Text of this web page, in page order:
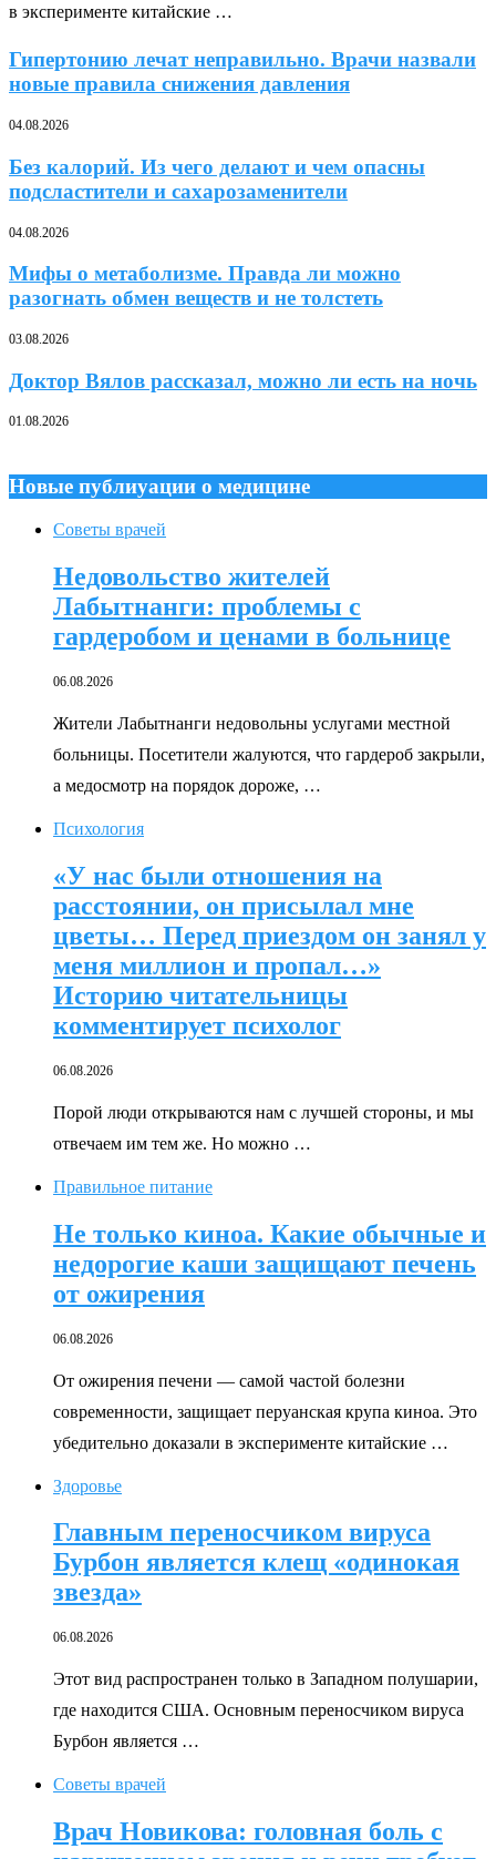
в эксперименте китайские …
Гипертонию лечат неправильно. Врачи назвали
новые правила снижения давления
04.08.2026
Без калорий. Из чего делают и чем опасны
подсластители и сахарозаменители
04.08.2026
Мифы о метаболизме. Правда ли можно
разогнать обмен веществ и не толстеть
03.08.2026
Доктор Вялов рассказал, можно ли есть на ночь
01.08.2026
Новые публиуации о медицине
Советы врачей
Недовольство жителей
Лабытнанги: проблемы с
гардеробом и ценами в больнице
06.08.2026
Жители Лабытнанги недовольны услугами местной
больницы. Посетители жалуются, что гардероб закрыли,
а медосмотр на порядок дороже, …
Психология
«У нас были отношения на
расстоянии, он присылал мне
цветы… Перед приездом он занял у
меня миллион и пропал…»
Историю читательницы
комментирует психолог
06.08.2026
Порой люди открываются нам с лучшей стороны, и мы
отвечаем им тем же. Но можно …
Правильное питание
Не только киноа. Какие обычные и
недорогие каши защищают печень
от ожирения
06.08.2026
От ожирения печени — самой частой болезни
современности, защищает перуанская крупа киноа. Это
убедительно доказали в эксперименте китайские …
Здоровье
Главным переносчиком вируса
Бурбон является клещ «одинокая
звезда»
06.08.2026
Этот вид распространен только в Западном полушарии,
где находится США. Основным переносчиком вируса
Бурбон является …
Советы врачей
Врач Новикова: головная боль с